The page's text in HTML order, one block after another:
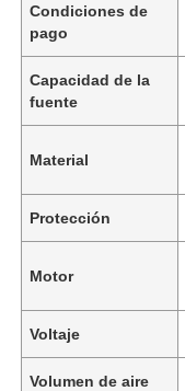
Condiciones de
pago
Capacidad de la
fuente
Material
Protección
Motor
Voltaje
Volumen de aire